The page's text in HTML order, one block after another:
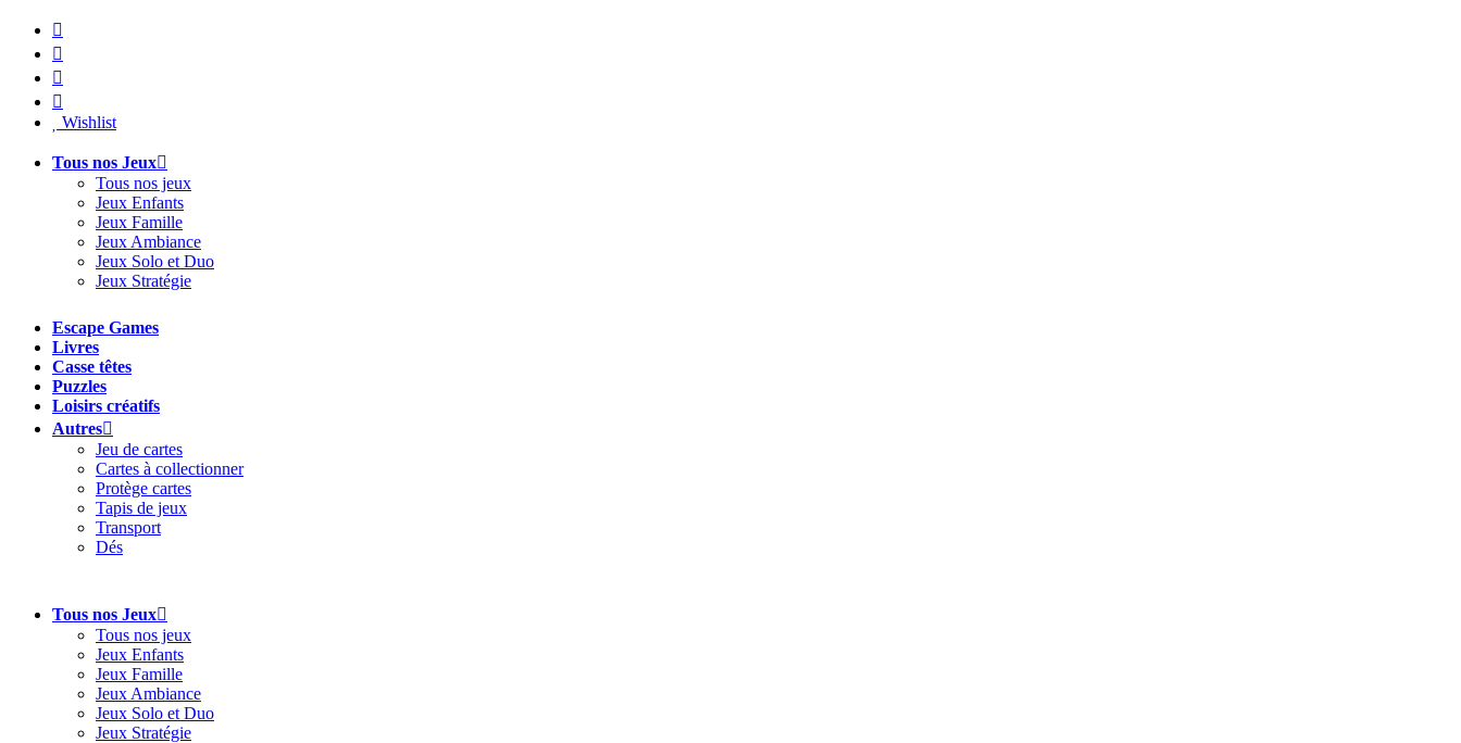
Aller
contenu
Wishlist
Tous nos Jeux
Tous nos jeux
Jeux Enfants
Jeux Famille
Jeux Ambiance
Jeux Solo et Duo
Jeux Stratégie
Escape Games
Livres
Casse têtes
Puzzles
Loisirs créatifs
Autres
Jeu de cartes
Cartes à collectionner
Protège cartes
Tapis de jeux
Transport
Dés
Tous nos Jeux
Tous nos jeux
Jeux Enfants
Jeux Famille
Jeux Ambiance
Jeux Solo et Duo
Jeux Stratégie